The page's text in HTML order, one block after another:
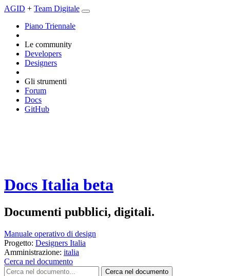
AGID + Team Digitale
Piano Triennale
Le community
Developers
Designers
Gli strumenti
Forum
Docs
GitHub
Docs Italia beta
Documenti pubblici, digitali.
Manuale operativo di design
Progetto: Designers Italia
Amministrazione: italia
Cerca nel documento
Cerca nel documento